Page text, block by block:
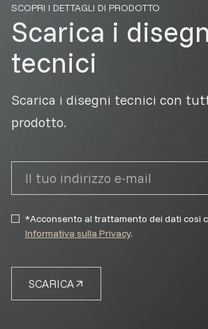
SCOPRI I DETTAGLI DI PRODOTTO
Scarica i
tecnici
Scarica i disegni tecnici con
prodotto.
SCARICA
*Acconsento al trattamento dei dati così
Informativa sulla Privacy.